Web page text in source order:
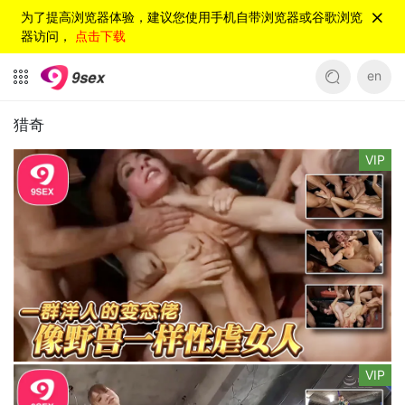
为了提高浏览器体验，建议您使用手机自带浏览器或谷歌浏览
器访问， 点击下载
en
猎奇
VIP
VIP